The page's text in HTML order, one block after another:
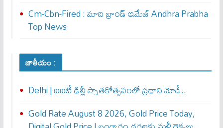
Cm-Cbn-Fired : మాది బ్రాండ్ ఇమేజ్ Andhra Prabha
Top News
జాతీయం :
Delhi | ఐఐటీ ఢిల్లీ స్నాతకోత్సవంలో ప్రధాని మోడీ..
Gold Rate August 8 2026, Gold Price Today,